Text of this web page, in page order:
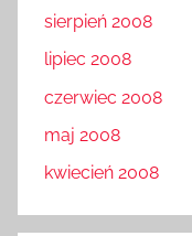
sierpień 2008
lipiec 2008
czerwiec 2008
maj 2008
kwiecień 2008